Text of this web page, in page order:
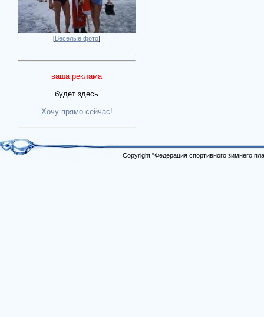
[Весёлые фото]
ваша реклама
будет здесь
Хочу прямо сейчас!
Copyright "Федерация спортивного зимнего